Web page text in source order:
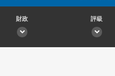
財政 評級